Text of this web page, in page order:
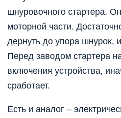
шнуровочного стартера.
моторной части.
дернуть до упора шнурок,
Перед заводом стартера
включения устройства,
сработает.
Есть и аналог –